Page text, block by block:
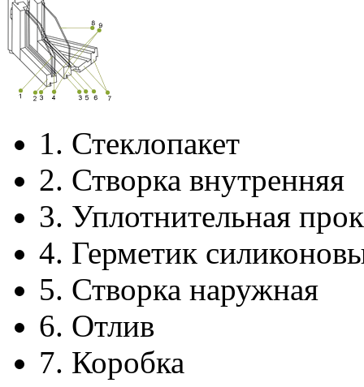
1. Стеклопакет
2. Створка внутренняя
3. Уплотнительная
4. Герметик
5. Створка наружная
6. Отлив
7. Коробка